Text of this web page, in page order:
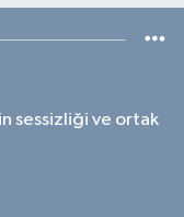
sessizliği ve ortak